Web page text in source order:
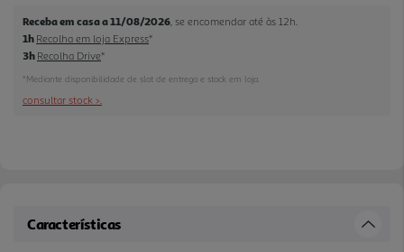
Receba em casa a 11/08/2026, se encomendar até às 12h.
1h Recolha em loja Express*
3h Recolha Drive*
*Mediante disponibilidade de slot de entrega e stock em loja.
consultar stock >.
Características